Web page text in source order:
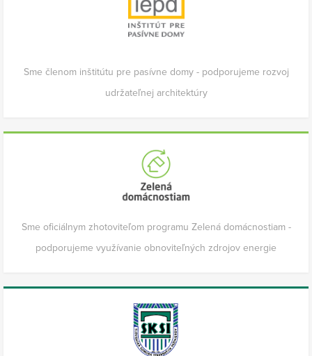
Sme členom inštitútu pre pasívne domy - podporujeme rozvoj
udržateľnej architektúry
Sme oficiálnym zhotoviteľom programu Zelená domácnostiam -
podporujeme využívanie obnoviteľných zdrojov energie